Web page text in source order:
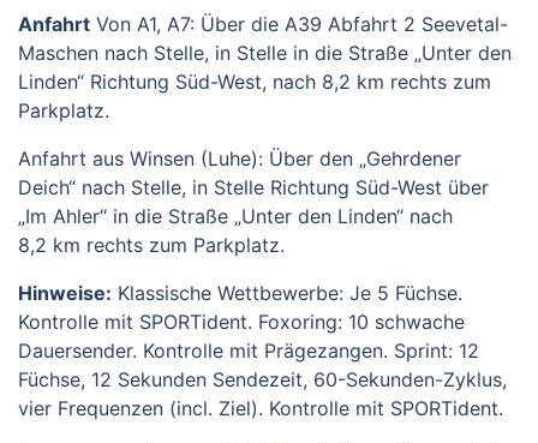
Anfahrt Von A1, A7: Über die A39 Abfahrt 2 Seevetal-
Maschen nach Stelle, in Stelle in die Straße „Unter den
Linden“ Richtung Süd-West, nach 8,2 km rechts zum
Parkplatz.
Anfahrt aus Winsen (Luhe): Über den „Gehrdener
Deich“ nach Stelle, in Stelle Richtung Süd-West über
„Im Ahler“ in die Straße „Unter den Linden“ nach
8,2 km rechts zum Parkplatz.
Hinweise: Klassische Wettbewerbe: Je 5 Füchse.
Kontrolle mit SPORTident. Foxoring: 10 schwache
Dauersender. Kontrolle mit Prägezangen. Sprint: 12
Füchse, 12 Sekunden Sendezeit, 60-Sekunden-Zyklus,
vier Frequenzen (incl. Ziel). Kontrolle mit SPORTident.